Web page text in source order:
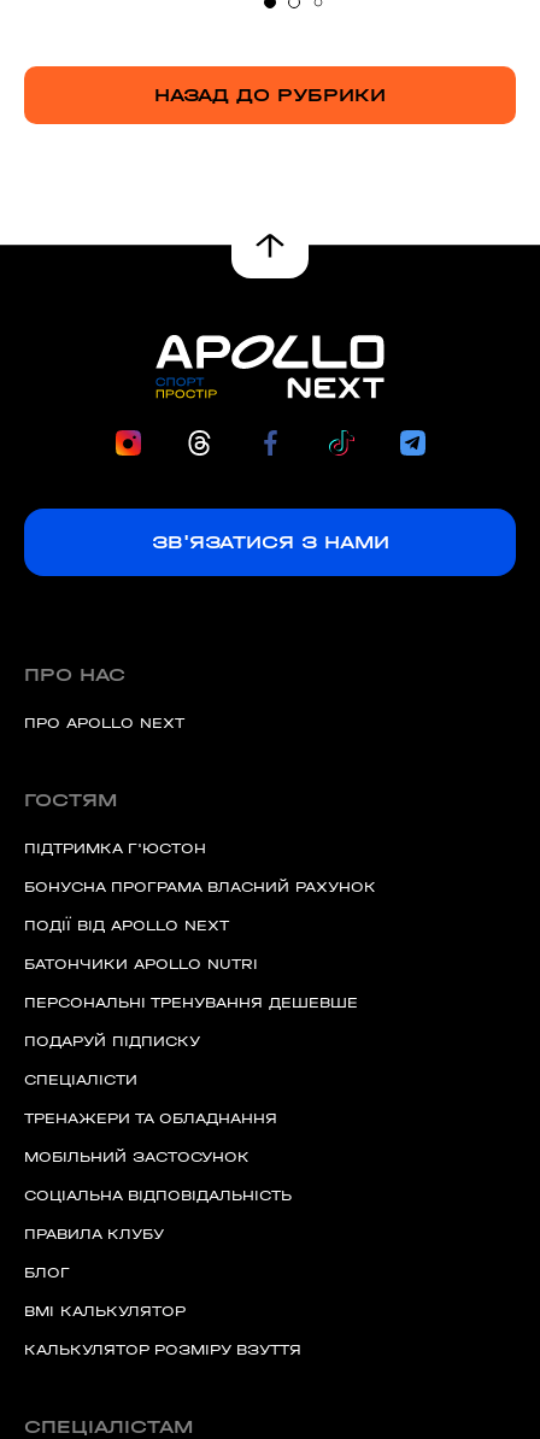
НАЗАД ДО РУБРИКИ
ЗВ'ЯЗАТИСЯ З НАМИ
ПРО НАС
ПРО APOLLO NEXT
ГОСТЯМ
ПІДТРИМКА Г'ЮСТОН
БОНУСНА ПРОГРАМА ВЛАСНИЙ РАХУНОК
ПОДІЇ ВІД APOLLO NEXT
БАТОНЧИКИ APOLLO NUTRI
ПЕРСОНАЛЬНІ ТРЕНУВАННЯ ДЕШЕВШЕ
ПОДАРУЙ ПІДПИСКУ
СПЕЦІАЛІСТИ
ТРЕНАЖЕРИ ТА ОБЛАДНАННЯ
МОБІЛЬНИЙ ЗАСТОСУНОК
СОЦІАЛЬНА ВІДПОВІДАЛЬНІСТЬ
ПРАВИЛА КЛУБУ
БЛОГ
BMI КАЛЬКУЛЯТОР
КАЛЬКУЛЯТОР РОЗМІРУ ВЗУТТЯ
СПЕЦІАЛІСТАМ